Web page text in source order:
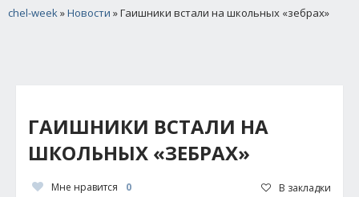
chel-week»Новости » Гаишники встали на школьных «зебрах»
ГАИШНИКИ ВСТАЛИ НА
ШКОЛЬНЫХ «ЗЕБРАХ»
Мне нравится 0 В закладки